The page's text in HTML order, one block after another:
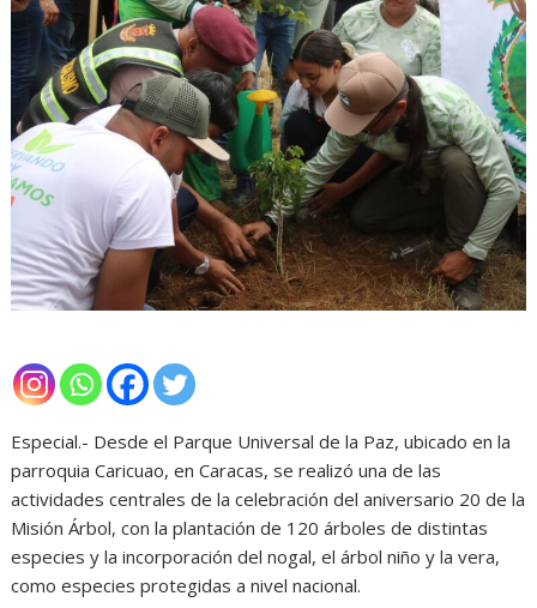
Especial.- Desde el Parque Universal de la Paz, ubicado en la
parroquia Caricuao, en Caracas, se realizó una de las
actividades centrales de la celebración del aniversario 20 de la
Misión Árbol, con la plantación de 120 árboles de distintas
especies y la incorporación del nogal, el árbol niño y la vera,
como especies protegidas a nivel nacional.